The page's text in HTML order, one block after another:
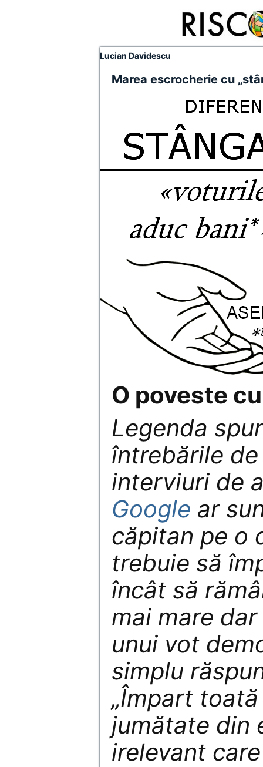
Lucian Davidescu
Marea escrocherie cu
O poveste
Legenda
întrebările
interviuri de
Google ar
căpitan pe o
trebuie să
încât să
mai mare
unui vot
simplu
„Împart
jumătate din
irelevant